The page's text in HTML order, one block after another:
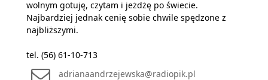
wolnym gotuję, czytam i jeżdżę po świecie.
Najbardziej jednak cenię sobie chwile spędzone z
najbliższymi.
tel. (56) 61-10-713
adrianaandrzejewska@radiopik.pl